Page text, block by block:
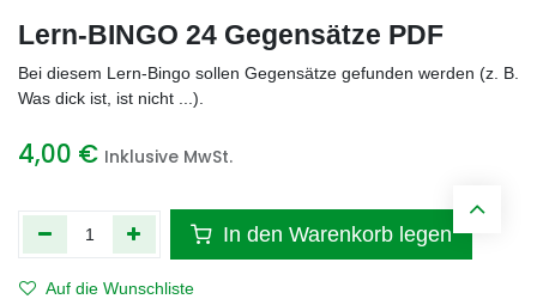
Lern-BINGO 24 Gegensätze PDF
Bei diesem Lern-Bingo sollen Gegensätze gefunden werden (z. B.
Was dick ist, ist nicht ...).
4,00 € Inklusive MwSt.
In den Warenkorb legen
Auf die Wunschliste